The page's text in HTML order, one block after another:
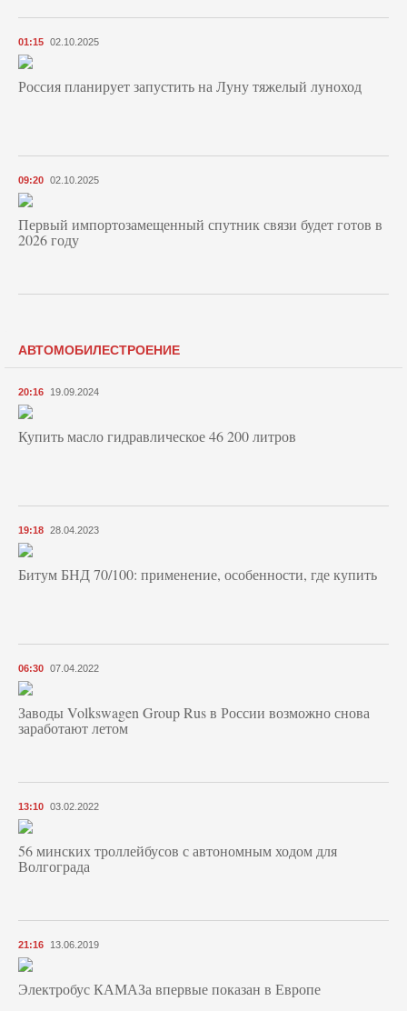
01:15 02.10.2025
Россия планирует запустить на Луну тяжелый луноход
09:20 02.10.2025
Первый импортозамещенный спутник связи будет готов в
2026 году
АВТОМОБИЛЕСТРОЕНИЕ
20:16 19.09.2024
Купить масло гидравлическое 46 200 литров
19:18 28.04.2023
Битум БНД 70/100: применение, особенности, где купить
06:30 07.04.2022
Заводы Volkswagen Group Rus в России возможно снова
заработают летом
13:10 03.02.2022
56 минских троллейбусов с автономным ходом для
Волгограда
21:16 13.06.2019
Электробус КАМАЗа впервые показан в Европе